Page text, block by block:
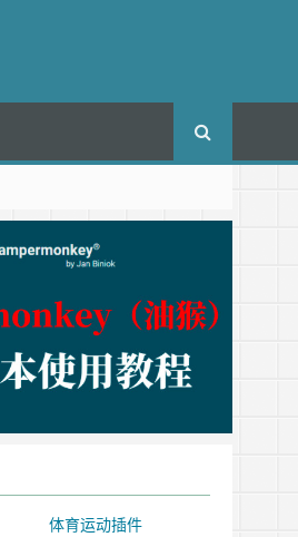
体育运动插件